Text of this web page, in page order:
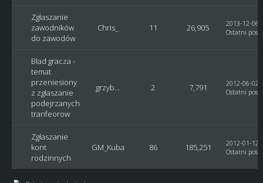
Zgłaszanie
zawodników
do zawodów
Chris_ 11 26,905
2013-12-06,
Ostatni post
Bład gracza -
temat
przeniesiony
z zgłaszanie
podejrzanych
tranfeorow
grzyb... 2 7,791
2012-06-02,
Ostatni post
Zgłaszanie
kont
rodzinnych
GM_Kuba 86 185,251
2012-01-12,
Ostatni post